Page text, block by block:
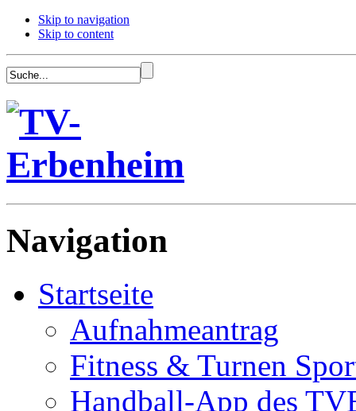
Skip to navigation
Skip to content
Navigation
Startseite
Aufnahmeantrag
Fitness & Turnen
Handball-App des